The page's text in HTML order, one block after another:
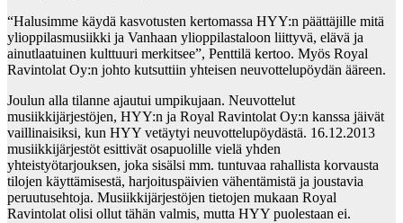
“Halusimme käydä kasvotusten kertomassa HYY:n päättäjille mitä
ylioppilasmusiikki ja Vanhaan ylioppilastaloon liittyvä, elävä ja
ainutlaatuinen kulttuuri merkitsee”, Penttilä kertoo. Myös Royal
Ravintolat Oy:n johto kutsuttiin yhteisen neuvottelupöydän ääreen.
Joulun alla tilanne ajautui umpikujaan. Neuvottelut
musiikkijärjestöjen, HYY:n ja Royal Ravintolat Oy:n kanssa jäivät
vaillinaisiksi, kun HYY vetäytyi neuvottelupöydästä. 16.12.2013
musiikkijärjestöt esittivät osapuolille vielä yhden
yhteistyötarjouksen, joka sisälsi mm. tuntuvaa rahallista korvausta
tilojen käyttämisestä, harjoituspäivien vähentämistä ja joustavia
peruutusehtoja. Musiikkijärjestöjen tietojen mukaan Royal
Ravintolat olisi ollut tähän valmis, mutta HYY puolestaan ei.